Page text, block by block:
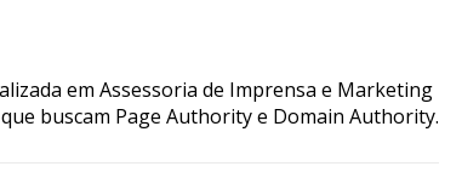
em Assessoria de Imprensa e Marketing
buscam Page Authority e Domain Authority.